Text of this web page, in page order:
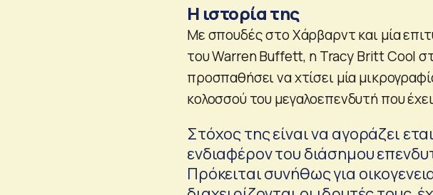
H ιστορία της
Με σπουδές στο Χάρβαρντ και μία
του Warren Buffett, η Tracy Britt Cool
προσπαθήσει να χτίσει μία
κολοσσού του μεγαλοεπενδυτή που
Στόχος της είναι να αγοράζει
ενδιαφέρον του διάσημου
Πρόκειται συνήθως για